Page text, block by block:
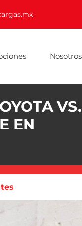
Nosotros
VS.
EN